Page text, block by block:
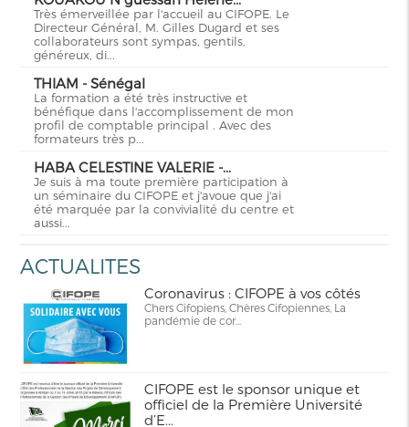
Très émerveillée par l'accueil au CIFOPE. Le
Directeur Général, M. Gilles Dugard et ses
collaborateurs sont sympas, gentils,
généreux, di...
THIAM - Sénégal
La formation a été très instructive et
bénéfique dans l'accomplissement de mon
profil de comptable principal . Avec des
formateurs très p...
HABA CELESTINE VALERIE -...
Je suis à ma toute première participation à
un séminaire du CIFOPE et j'avoue que j'ai
été marquée par la convivialité du centre et
aussi...
ACTUALITES
Coronavirus : CIFOPE à vos côtés
Chers Cifopiens, Chères Cifopiennes, La
pandémie de cor...
CIFOPE est le sponsor unique et
officiel de la Première Université
d’E...